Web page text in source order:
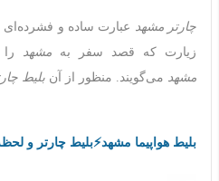
چارتر مشهد عبارت ساده و
زیارت که قصد سفر به مشهد را
مشهد می‌گویند. منظور از آن بلیط
بلیط هواپیما مشهد⚡️بلیط چارتر و